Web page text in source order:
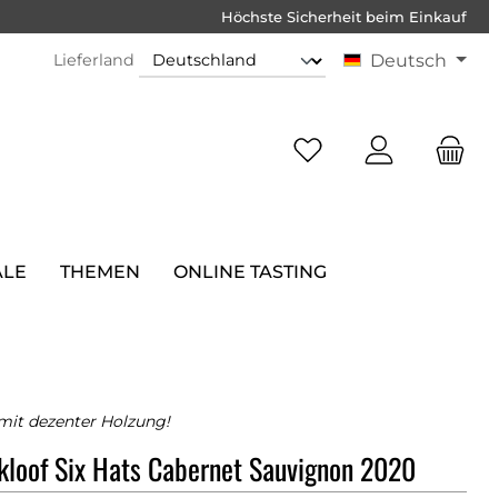
Höchste Sicherheit beim Einkauf
Lieferland Deutsch
THEMEN ONLINE TASTING
dezenter Holzung!
Six Hats Cabernet Sauvignon 2020